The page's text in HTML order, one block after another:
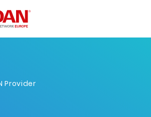
Provider